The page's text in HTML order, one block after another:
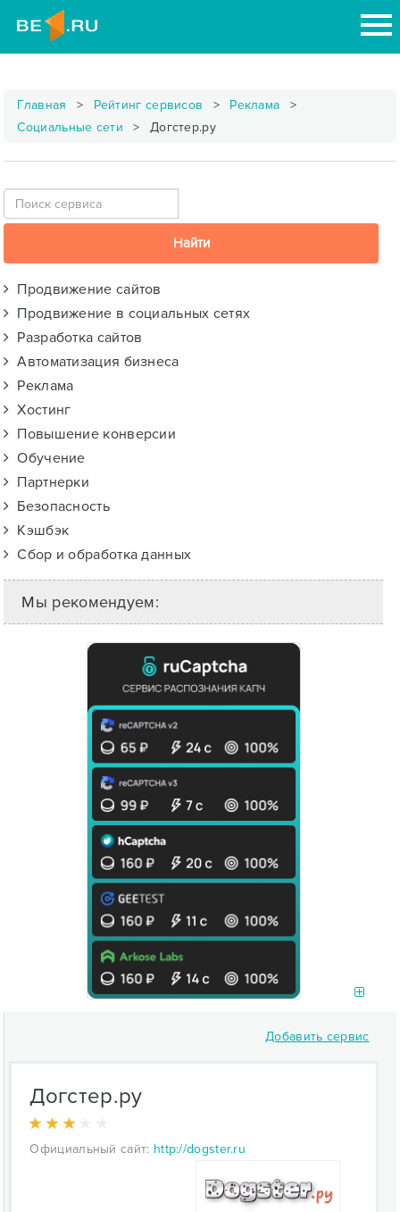
Главная Рейтинг сервисов
Реклама
Социальные сети
Догстер.ру
Продвижение сайтов
Продвижение в социальных сетях
Разработка сайтов
Автоматизация бизнеса
Реклама
Хостинг
Повышение конверсии
Обучение
Партнерки
Безопасность
Кэшбэк
Сбор и обработка данных
Мы рекомендуем:
Добавить сервис
Догстер.ру
Официальный сайт: http://dogster.ru